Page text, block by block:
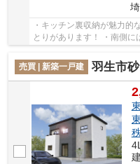
・キッチン裏収納が魅力的
とりがあります！ ・南側
能！！
売買 | 新築一戸建
羽生市砂